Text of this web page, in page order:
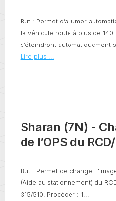
But : Permet d’allumer
le véhicule roule à plus de 140
s’éteindront automatiquement si
Lire plus ...
Sharan (7N) -
de l’OPS du
But : Permet de changer
(Aide au stationnement) du
315/510. Procéder : 1...